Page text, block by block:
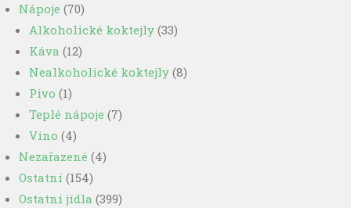
Nápoje (70)
Alkoholické koktejly (33)
Káva (12)
Nealkoholické koktejly (8)
Pivo (1)
Teplé nápoje (7)
Víno (4)
Nezařazené (4)
Ostatní (154)
Ostatní jídla (399)